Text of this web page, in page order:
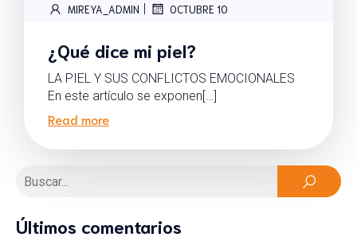
MIREYA_ADMIN | OCTUBRE 10
¿Qué dice mi piel?
LA PIEL Y SUS CONFLICTOS EMOCIONALES
En este artículo se exponen[…]
Read more
Últimos comentarios